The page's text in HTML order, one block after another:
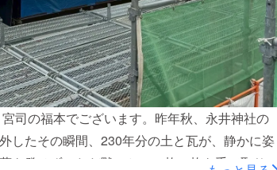
司の福本でございます。昨年秋、永井神社の
したその瞬間、230年分の土と瓦が、静かに姿
を発せず、ただ黙々と、一枚一枚を手で取り除